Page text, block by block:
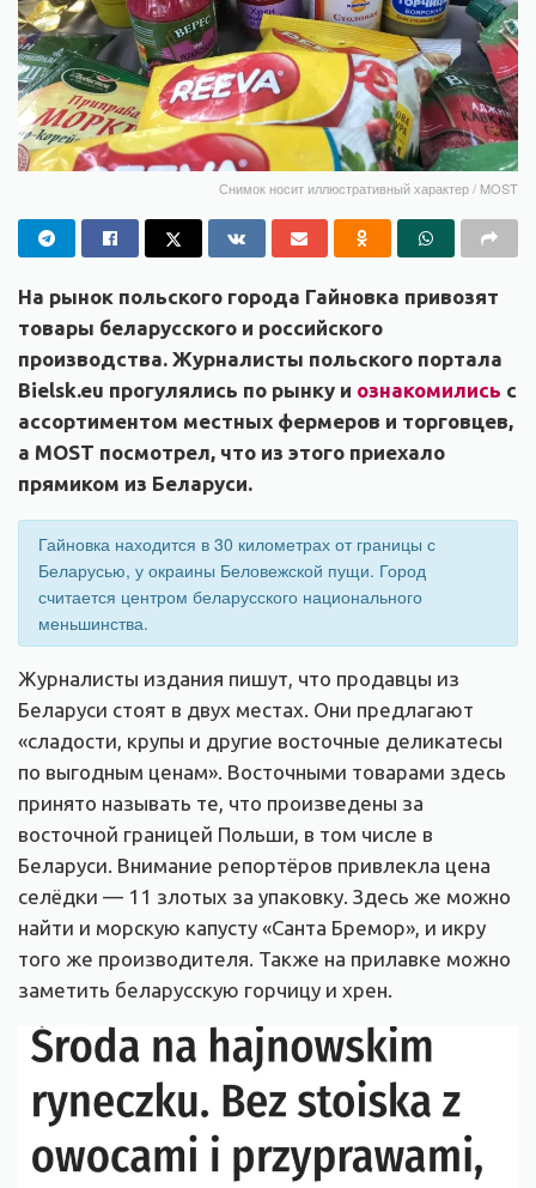
Снимок носит иллюстративный характер / MOST
На рынок польского города Гайновка привозят
товары беларусского и российского
производства. Журналисты польского портала
Bielsk.eu прогулялись по рынку и ознакомились с
ассортиментом местных фермеров и торговцев,
а MOST посмотрел, что из этого приехало
прямиком из Беларуси.
Гайновка находится в 30 километрах от границы с
Беларусью, у окраины Беловежской пущи. Город
считается центром беларусского национального
меньшинства.
Журналисты издания пишут, что продавцы из
Беларуси стоят в двух местах. Они предлагают
«сладости, крупы и другие восточные деликатесы
по выгодным ценам». Восточными товарами здесь
принято называть те, что произведены за
восточной границей Польши, в том числе в
Беларуси. Внимание репортёров привлекла цена
селёдки — 11 злотых за упаковку. Здесь же можно
найти и морскую капусту «Санта Бремор», и икру
того же производителя. Также на прилавке можно
заметить беларусскую горчицу и хрен.